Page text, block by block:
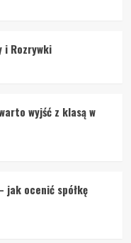
i Rozrywki
wyjść z klasą w
ocenić spółkę